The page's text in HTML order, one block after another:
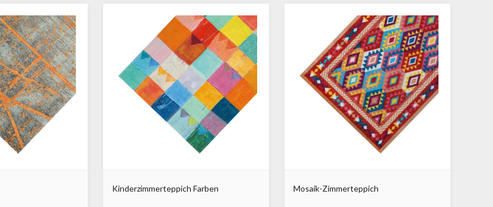
Kinderzimmerteppich Farben Mosaik-Zimmerteppich